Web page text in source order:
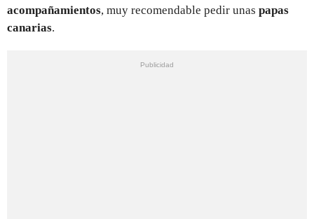
acompañamientos, muy recomendable pedir unas papas
canarias.